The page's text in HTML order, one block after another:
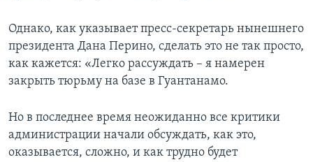
Однако, как указывает пресс-секретарь нынешнего
президента Дана Перино, сделать это не так просто,
как кажется: «Легко рассуждать – я намерен
закрыть тюрьму на базе в Гуантанамо.
Но в последнее время неожиданно все критики
администрации начали обсуждать, как это,
оказывается, сложно, и как трудно будет